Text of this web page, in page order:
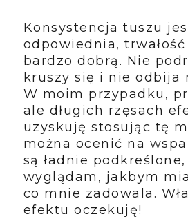
Konsystencja tuszu
odpowiednia,
bardzo dobrą. Nie
kruszy się i nie odbija
W moim przypadku,
ale długich rzęsach
uzyskuję stosując tę
można ocenić na
są ładnie
wyglądam, jakbym
co mnie zadowala.
efektu oczekuję!